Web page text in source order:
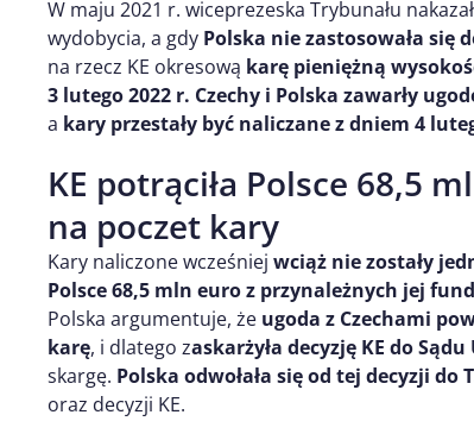
W maju 2021 r. wiceprezeska Trybunału
wydobycia, a gdy Polska nie zastosowała się
na rzecz KE okresową karę pieniężną
3 lutego 2022 r. Czechy i Polska zawarły
a kary przestały być naliczane z dniem 4
KE potrąciła Polsce 68,5
na poczet kary
Kary naliczone wcześniej wciąż nie zostały
Polsce 68,5 mln euro z przynależnych jej
Polska argumentuje, że ugoda z Czechami
karę, i dlatego zaskarżyła decyzję KE do Sądu
skargę. Polska odwołała się od tej decyzji do
oraz decyzji KE.